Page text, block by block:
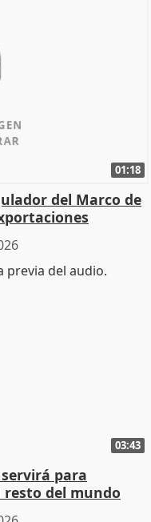
01:18
del Marco de
03:43
para
del mundo